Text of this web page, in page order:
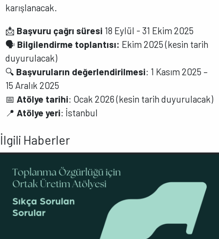
karışlanacak.
📩 Başvuru çağrı süresi 18 Eylül - 31 Ekim 2025
🗣 Bilgilendirme toplantısı: Ekim 2025 (kesin tarih
duyurulacak)
🔍 Başvuruların değerlendirilmesi: 1 Kasım 2025 –
15 Aralık 2025
📅 Atölye tarihi: Ocak 2026 (kesin tarih duyurulacak)
📍 Atölye yeri: İstanbul
İlgili Haberler